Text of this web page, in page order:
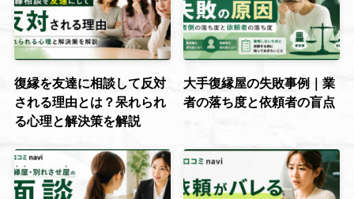
復縁を友達に相談して反対
される理由とは？呆れられ
る心理と解決策を解説
大手復縁屋の失敗事例｜業
者の落ち度と依頼者の盲点